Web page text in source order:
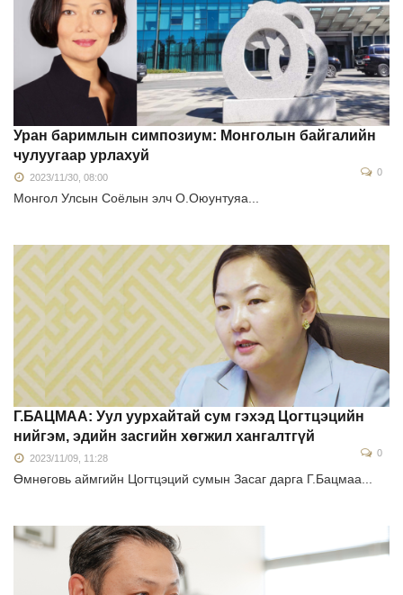
Уран баримлын симпозиум: Монголын байгалийн
чулуугаар урлахуй
2023/11/30, 08:00 0
Монгол Улсын Соёлын элч О.Оюунтуяа...
Г.БАЦМАА: Уул уурхайтай сум гэхэд Цогтцэцийн
нийгэм, эдийн засгийн хөгжил хангалтгүй
2023/11/09, 11:28 0
Өмнөговь аймгийн Цогтцэций сумын Засаг дарга Г.Бацмаа...